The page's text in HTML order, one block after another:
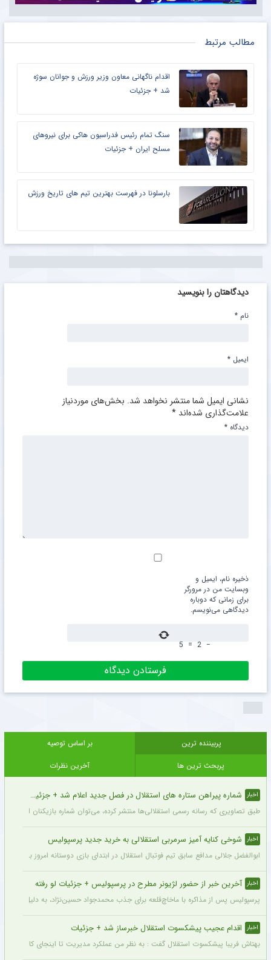
مطالب مرتبط
اقدام ناگهانی معاون وزیر ورزش و جوانان سوژه
شد + جزئیات
سنگ تمام رئیس فدراسیون هاکی برای نیرو‌های
مسلح ایران + جزئیات
بارسلونا در فهرست بهترین تیم های تاریخ ورزش
دیدگاهتان را بنویسید
نشانی ایمیل شما منتشر نخواهد شد. بخش‌های موردنیاز
علامت‌گذاری شده‌اند *
دیدگاه *
نام *
ایمیل *
ذخیره نام، ایمیل و
وبسایت من در مرورگر
برای زمانی که دوباره
دیدگاهی می‌نویسم.
−
2
=
5
پربیننده ترین
بر اساس توصیه
پربحث ترین ها
آخرین نظرات
اخبار شماره پیراهن ستاره های استقلال در فصل جدید اعلام شد + جزئیات
طبق تصاویری که رسانه رسمی استقلالی‌ها منتشر کرده، می‌توان شماره بازیکنان این
اخبار شوخی کنایه آمیز سرمربی استقلالی به خرید جدید پرسپولیس
ابوالفضل جلالی مدافع سابق تیم فوتبال استقلال در ابتدای بازی دوستانه امروز با
اخبار آخرین خبر از حضور لژیونر مطرح در پرسپولیس + جزئیات لو رفته
پرسپولیس پس از مذاکره با ماخاچ‌قلعه برای جذب محمدجواد حسین‌نژاد، به دلیل رقم
اخبار اقدام عجیب پیشکسوت استقلال خبرساز شد + جزئیات
بهتاش فریبا پیشکسوت استقلال گفت : به نظر من عملکرد مدیریت تا اینجای کار قابل